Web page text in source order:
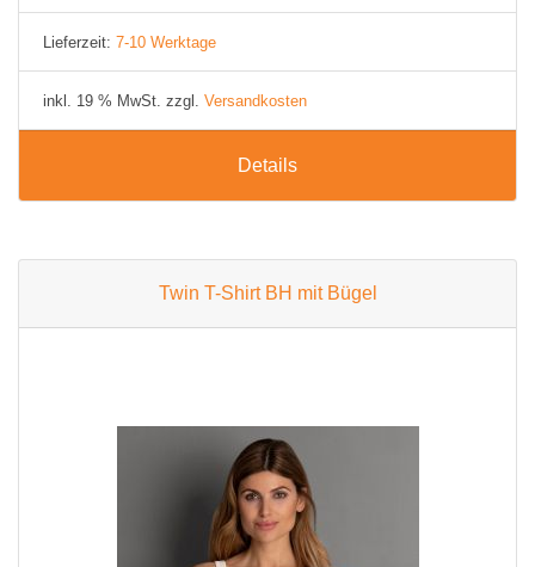
Lieferzeit: 7-10 Werktage
inkl. 19 % MwSt. zzgl. Versandkosten
Details
Twin T-Shirt BH mit Bügel